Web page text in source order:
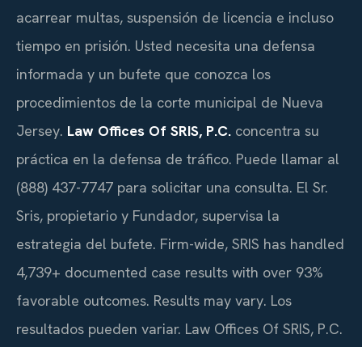
acarrear multas, suspensión de licencia e incluso
tiempo en prisión. Usted necesita una defensa
informada y un bufete que conozca los
procedimientos de la corte municipal de Nueva
Jersey. Law Offices Of SRIS, P.C. concentra su
práctica en la defensa de tráfico. Puede llamar al
(888) 437-7747 para solicitar una consulta. El Sr.
Sris, propietario y Fundador, supervisa la
estrategia del bufete. Firm-wide, SRIS has handled
4,739+ documented case results with over 93%
favorable outcomes. Results may vary. Los
resultados pueden variar. Law Offices Of SRIS, P.C.